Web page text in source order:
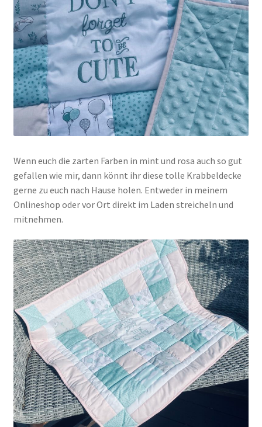
Wenn euch die zarten Farben in mint und rosa auch so gut
gefallen wie mir, dann könnt ihr diese tolle Krabbeldecke
gerne zu euch nach Hause holen. Entweder in meinem
Onlineshop oder vor Ort direkt im Laden streicheln und
mitnehmen.